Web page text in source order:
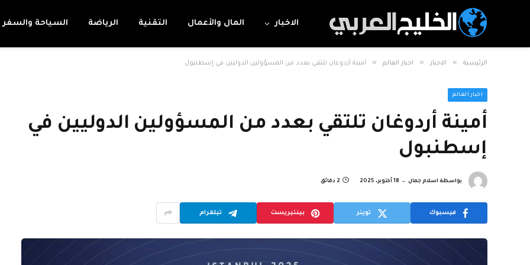
الاخبار المال والأعمال التقنية الرياضة السياحة والسفر
الرئيسية » الاخبار » اخبار العالم » أمينة أردوغان تلتقي بعدد من المسؤولين الدوليين في إسطنبول
اخبار العالم
أمينة أردوغان تلتقي بعدد من المسؤولين الدوليين في
إسطنبول
بواسطة اسلام جمال 18 أكتوبر، 2025 2 دقائق
فيسبوك تويتر بينتيريست تيلقرام